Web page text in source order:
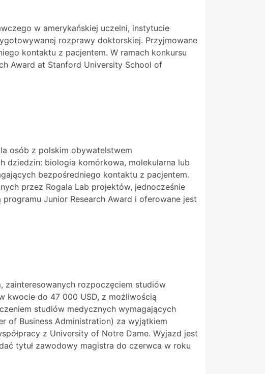
w amerykańskiej uczelni, instytucie
rozprawy doktorskiej. Przyjmowane
kontaktu z pacjentem. W ramach konkursu
Award at Stanford University School of
osób z polskim obywatelstwem
dziedzin: biologia komórkowa, molekularna lub
bezpośredniego kontaktu z pacjentem.
przez Rogala Lab projektów, jednocześnie
Junior Research Award i oferowane jest
zainteresowanych rozpoczęciem studiów
kwocie do 47 000 USD, z możliwością
studiów medycznych wymagających
of Business Administration) za wyjątkiem
z University of Notre Dame. Wyjazd jest
tytuł zawodowy magistra do czerwca w roku